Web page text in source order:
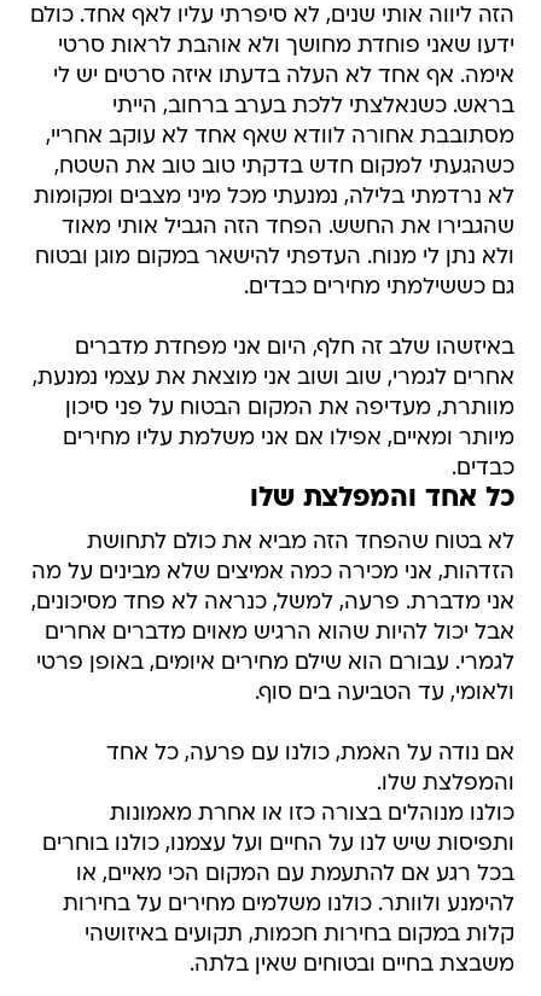
הזה ליווה אותי שנים, לא סיפרתי עליו לאף אחד. כולם
ידעו שאני פוחדת מחושך ולא אוהבת לראות סרטי
אימה. אף אחד לא העלה בדעתו איזה סרטים יש לי
בראש. כשנאלצתי ללכת בערב ברחוב, הייתי
מסתובבת אחורה לוודא שאף אחד לא עוקב אחריי,
כשהגעתי למקום חדש בדקתי טוב טוב את השטח,
לא נרדמתי בלילה, נמנעתי מכל מיני מצבים ומקומות
שהגבירו את החשש. הפחד הזה הגביל אותי מאוד
ולא נתן לי מנוח. העדפתי להישאר במקום מוגן ובטוח
גם כששילמתי מחירים כבדים.
באיזשהו שלב זה חלף, היום אני מפחדת מדברים
אחרים לגמרי, שוב ושוב אני מוצאת את עצמי נמנעת,
מוותרת, מעדיפה את המקום הבטוח על פני סיכון
מיותר ומאיים, אפילו אם אני משלמת עליו מחירים
כבדים.
כל אחד והמפלצת שלו
לא בטוח שהפחד הזה מביא את כולם לתחושת
הזדהות, אני מכירה כמה אמיצים שלא מבינים על מה
אני מדברת. פרעה, למשל, כנראה לא פחד מסיכונים,
אבל יכול להיות שהוא הרגיש מאוים מדברים אחרים
לגמרי. עבורם הוא שילם מחירים איומים, באופן פרטי
ולאומי, עד הטביעה בים סוף.
אם נודה על האמת, כולנו עם פרעה, כל אחד
והמפלצת שלו.
כולנו מנוהלים בצורה כזו או אחרת מאמונות
ותפיסות שיש לנו על החיים ועל עצמנו, כולנו בוחרים
בכל רגע אם להתעמת עם המקום הכי מאיים, או
להימנע ולוותר. כולנו משלמים מחירים על בחירות
קלות במקום בחירות חכמות, תקועים באיזושהי
משבצת בחיים ובטוחים שאין בלתה.